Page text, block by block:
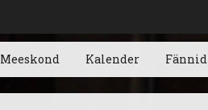
Meeskond Kalender Fännid